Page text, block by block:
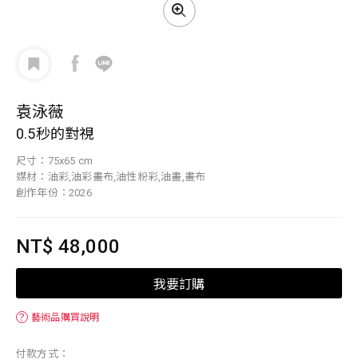
袁泳薇
0.5秒的對視
尺寸：75x65 cm
媒材：油彩,油彩畫布,油性粉彩,油畫,畫布
創作年份：2026
NT$ 48,000
我要訂購
？ 藝術品購買說明
付款方式：